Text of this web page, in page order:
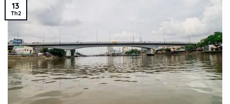
13
Th2